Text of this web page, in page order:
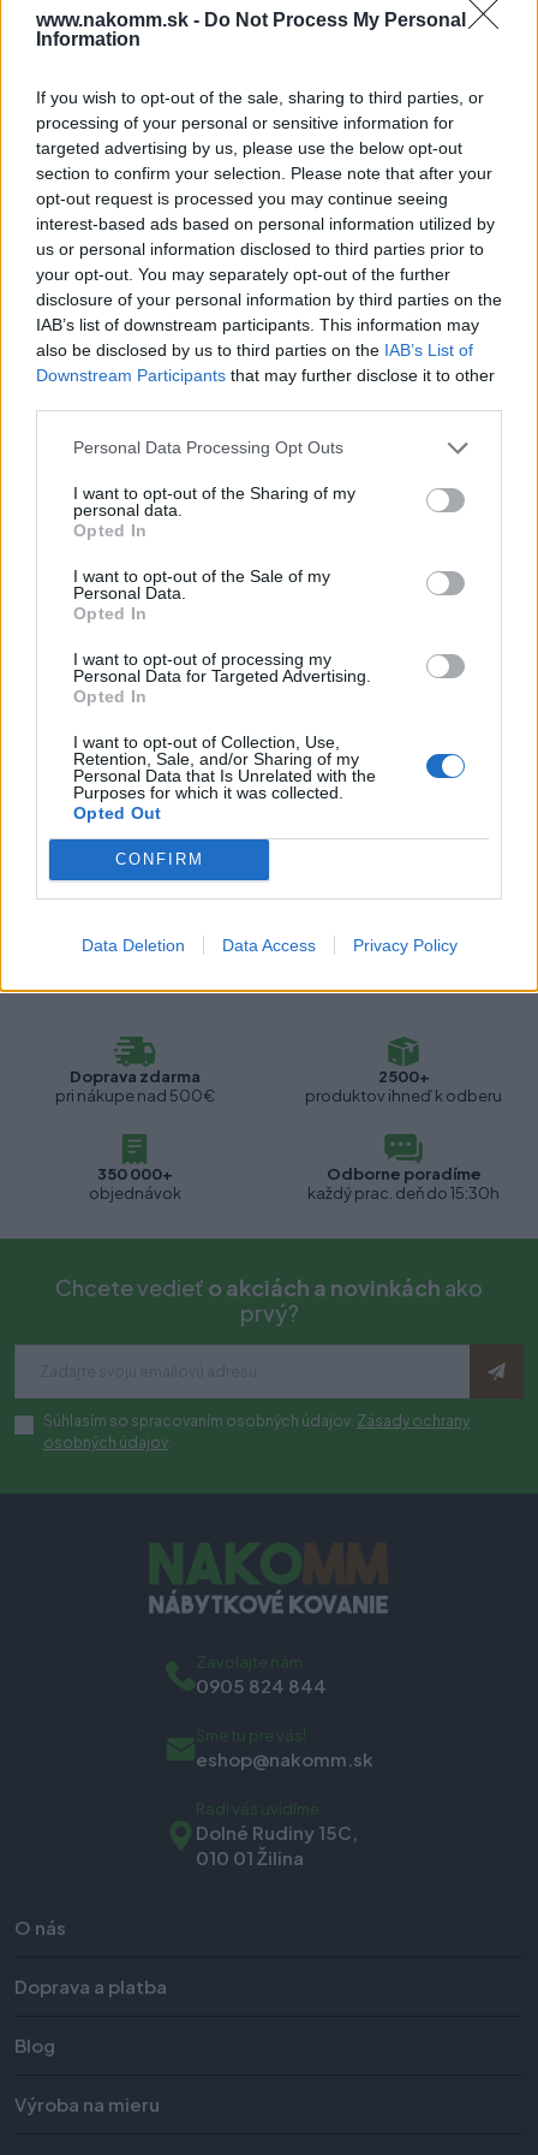
www.nakomm.sk - Do Not Process My Personal
Information
If you wish to opt-out of the sale, sharing to third parties, or
processing of your personal or sensitive information for
targeted advertising by us, please use the below opt-out
section to confirm your selection. Please note that after your
opt-out request is processed you may continue seeing
interest-based ads based on personal information utilized by
us or personal information disclosed to third parties prior to
your opt-out. You may separately opt-out of the further
disclosure of your personal information by third parties on the
IAB’s list of downstream participants. This information may
also be disclosed by us to third parties on the IAB’s List of
Downstream Participants that may further disclose it to other
Personal Data Processing Opt Outs
I want to opt-out of the Sharing of my
personal data.
Opted In
I want to opt-out of the Sale of my
Personal Data.
Opted In
I want to opt-out of processing my
Personal Data for Targeted Advertising.
Opted In
I want to opt-out of Collection, Use,
Retention, Sale, and/or Sharing of my
Personal Data that Is Unrelated with the
Purposes for which it was collected.
Opted Out
CONFIRM
Data Deletion Data Access Privacy Policy
Súbory na stiahnutie
Súbor.pdf
Barová-Konzola-45-
Oválna-Strong.PDF
Prečo si vybrať tento produkt?
Konzola 45°oválná, priemer 30mm, výška 200 mm, nerez.
K montáži barovej dosky, police.
Parametre
Výrobca:
Kategórie: Doplnky kuchýň
Farba:
Barové konzoly
Recenzie produktu
Pre tento produkt neboli pridané žiadne recenzie.
Pre pridanie recenzie sa musíte prihlásiť
Doprava zdarma
pri nákupe nad 500€
2500+
produktov ihneď k odberu
350 000+
objednávok
Odborne poradíme
každý prac. deň do 15:30h
Chcete vedieť o akciách a novinkách ako
prvý?
Súhlasím so spracovaním osobných údajov. Zásady ochrany
osobných údajov
O nás
Doprava a platba
Blog
Výroba na mieru
Zavolajte nám
0905 824 844
Sme tu pre vás!
eshop@nakomm.sk
Radi vás uvidíme
Dolné Rudiny 15C,
010 01 Žilina